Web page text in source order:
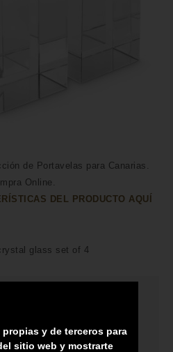
de Portavelas para Canarias.
Online.
DEL PRODUCTO AQUÍ
glass set of 4
CANARIAS
y de terceros para
sitio web y mostrarte